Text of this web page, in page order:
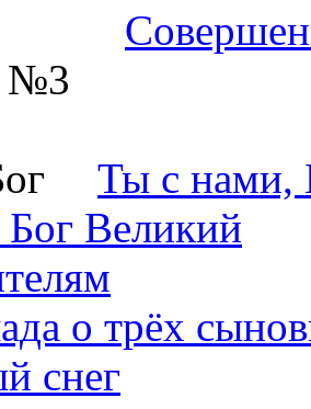
Ты с нами,
Великий
о трёх
снег